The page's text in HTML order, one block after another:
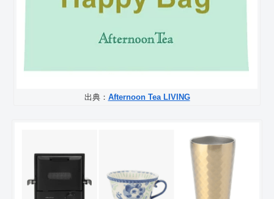
出典： Afternoon Tea LIVING